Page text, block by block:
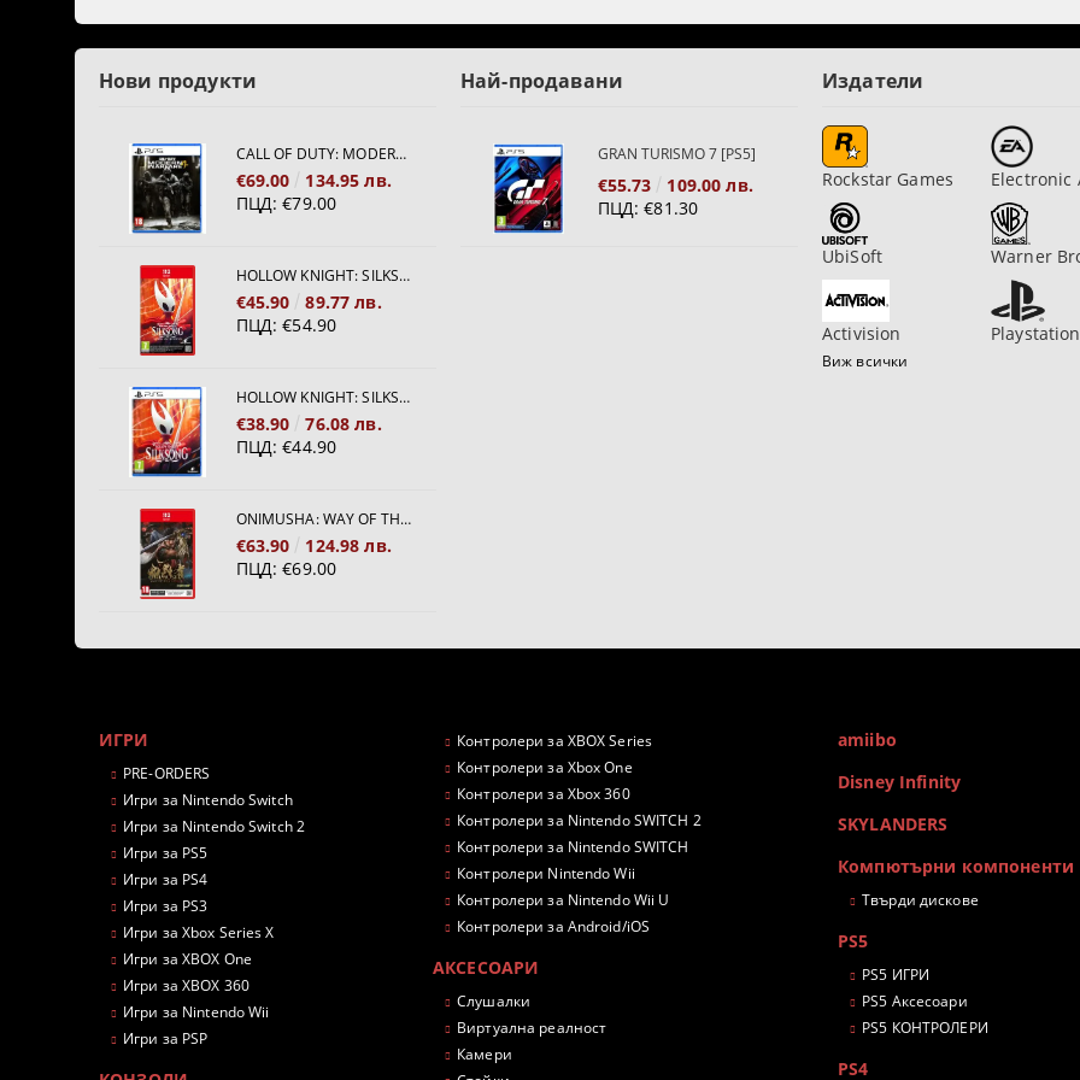
Нови продукти
CALL OF DUTY: MODERN WARFARE 4[PS5]
€69.00
134.95 лв.
ПЦД: €79.00
HOLLOW KNIGHT: SILKSONG [NINTENDO SWITCH 2]
€45.90
89.77 лв.
ПЦД: €54.90
HOLLOW KNIGHT: SILKSONG [PS5]
€38.90
76.08 лв.
ПЦД: €44.90
ONIMUSHA: WAY OF THE SWORD [NINTENDO SWITCH 2]
€63.90
124.98 лв.
ПЦД: €69.00
Най-продавани
GRAN TURISMO 7 [PS5]
€55.73
109.00 лв.
ПЦД: €81.30
Издатели
Rockstar Games Electronic
UbiSoft Warner
Activision Playstation
Виж всички
ИГРИ
PRE-ORDERS
Игри за Nintendo Switch
Игри за Nintendo Switch 2
Игри за PS5
Игри за PS4
Игри за PS3
Игри за Xbox Series X
Игри за XBOX One
Игри за XBOX 360
Игри за Nintendo Wii
Игри за PSP
Контролери за XBOX Series
Контролери за Xbox One
Контролери за Xbox 360
Контролери за Nintendo SWITCH 2
Контролери за Nintendo SWITCH
Контролери Nintendo Wii
Контролери за Nintendo Wii U
Контролери за Android/iOS
АКСЕСОАРИ
Слушалки
Виртуална реалност
Камери
amiibo
Disney Infinity
SKYLANDERS
Компютърни компоненти
Твърди дискове
PS5
PS5 ИГРИ
PS5 Аксесоари
PS5 КОНТРОЛЕРИ
PS4